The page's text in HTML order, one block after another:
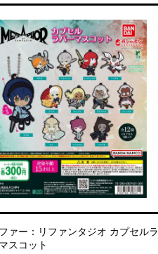
ァー：リファンタジオ カプセルラ
スコット